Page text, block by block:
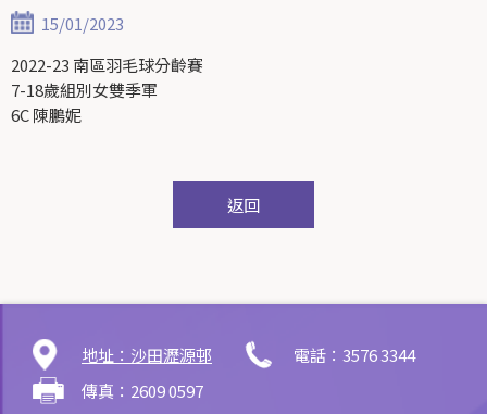
15/01/2023
2022-23 南區羽毛球分齡賽
7-18歲組別女雙季軍
6C 陳鵬妮
返回
地址：沙田瀝源邨
電話：3576 3344
傳真：2609 0597